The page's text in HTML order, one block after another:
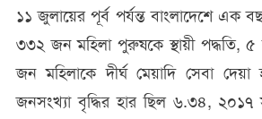
১১ জুলায়ের পূর্ব পর্যন্ত বাংলাদেশে এক
৩৩২ জন মহিলা পুরুষকে স্থায়ী পদ্ধতি,
জন মহিলাকে দীর্ঘ মেয়াদি সেবা
জনসংখ্যা বৃদ্ধির হার ছিল ৬.৩৪, ২০১৭